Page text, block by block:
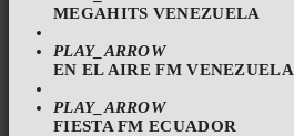
MEGAHITS VENEZUELA
PLAY_ARROW
EN EL AIRE FM VENEZUELA
PLAY_ARROW
FIESTA FM ECUADOR